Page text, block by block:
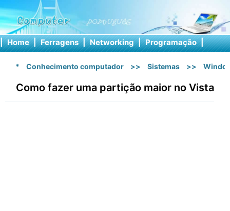
| Home | Ferragens | Networking | Programação |
* Conhecimento computador >> Sistemas >>
Como fazer uma partição maior no Vista